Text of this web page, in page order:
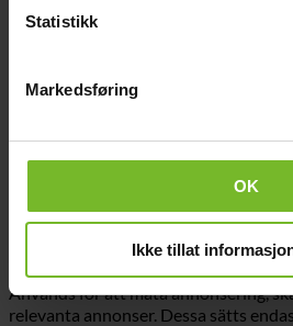
Statistikk
Markedsføring
OK
Ikke tillat
Cookies kopplade till ImBox-
användarupplevelse (t.ex.
Hjälper oss att förstå hur
Google Analytics (t.ex._ga,_ga_#
4) Marknadsföringscookies
Används för att mäta annonsering,
relevanta annonser. Dessa sätts